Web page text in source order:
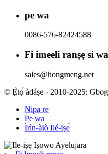
pe wa
0086-576-82424588
Fi imeeli ranṣẹ si wa
sales@hongmeng.net
© Ẹ̀tọ́ àdáṣe - 2010-2025:
Nipa re
Pe wa
Ìrìn-àjò Ilé-iṣẹ́